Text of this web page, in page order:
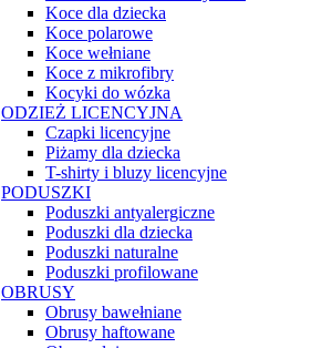
Koce dla dziecka
Koce polarowe
Koce wełniane
Koce z mikrofibry
Kocyki do wózka
ODZIEŻ LICENCYJNA
Czapki licencyjne
Piżamy dla dziecka
T-shirty i bluzy licencyjne
PODUSZKI
Poduszki antyalergiczne
Poduszki dla dziecka
Poduszki naturalne
Poduszki profilowane
OBRUSY
Obrusy bawełniane
Obrusy haftowane